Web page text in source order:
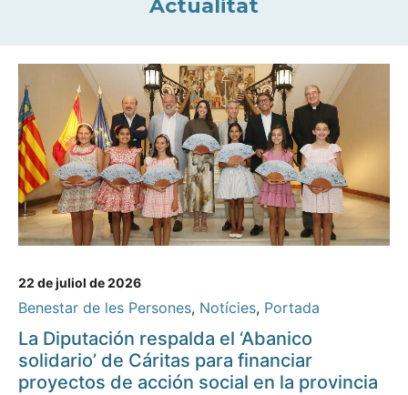
Actualitat
22 de juliol de 2026
Benestar de les Persones, Notícies, Portada
La Diputación respalda el ‘Abanico
solidario’ de Cáritas para financiar
proyectos de acción social en la provincia